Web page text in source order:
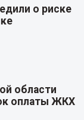
о риске
области
оплаты ЖКХ